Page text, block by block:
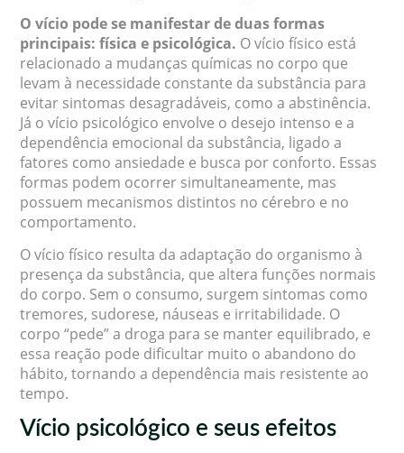
O vício pode se manifestar de duas formas
principais: física e psicológica. O vício físico está
relacionado a mudanças químicas no corpo que
levam à necessidade constante da substância para
evitar sintomas desagradáveis, como a abstinência.
Já o vício psicológico envolve o desejo intenso e a
dependência emocional da substância, ligado a
fatores como ansiedade e busca por conforto. Essas
formas podem ocorrer simultaneamente, mas
possuem mecanismos distintos no cérebro e no
comportamento.
O vício físico resulta da adaptação do organismo à
presença da substância, que altera funções normais
do corpo. Sem o consumo, surgem sintomas como
tremores, sudorese, náuseas e irritabilidade. O
corpo “pede” a droga para se manter equilibrado, e
essa reação pode dificultar muito o abandono do
hábito, tornando a dependência mais resistente ao
tempo.
Vício psicológico e seus efeitos